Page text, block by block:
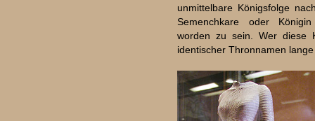
unmittelbare Königsfolge
Semenchkare oder Königin
worden zu sein. Wer diese
identischer Thronnamen